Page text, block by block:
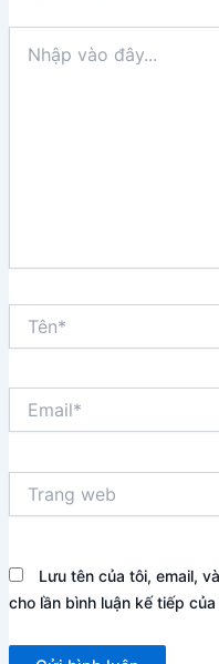
vào
web
Lưu tên của tôi, email,
cho lần bình luận kế tiếp của